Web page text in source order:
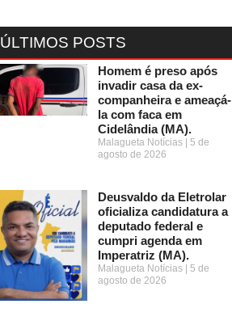
ÚLTIMOS POSTS
Homem é preso após
invadir casa da ex-
companheira e ameaçá-
la com faca em
Cidelândia (MA).
Malagueta Notícias
5 de
agosto de 2026
Deusvaldo da Eletrolar
oficializa candidatura a
deputado federal e
cumpri agenda em
Imperatriz (MA).
Malagueta Notícias
5 de
agosto de 2026